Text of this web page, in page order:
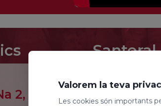
2, 1.3 –
Santoral
Valorem la teva
Les cookies són importants